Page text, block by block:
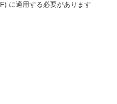
に適用する必要があります